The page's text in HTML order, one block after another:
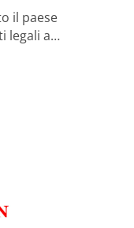
il paese
legali a…